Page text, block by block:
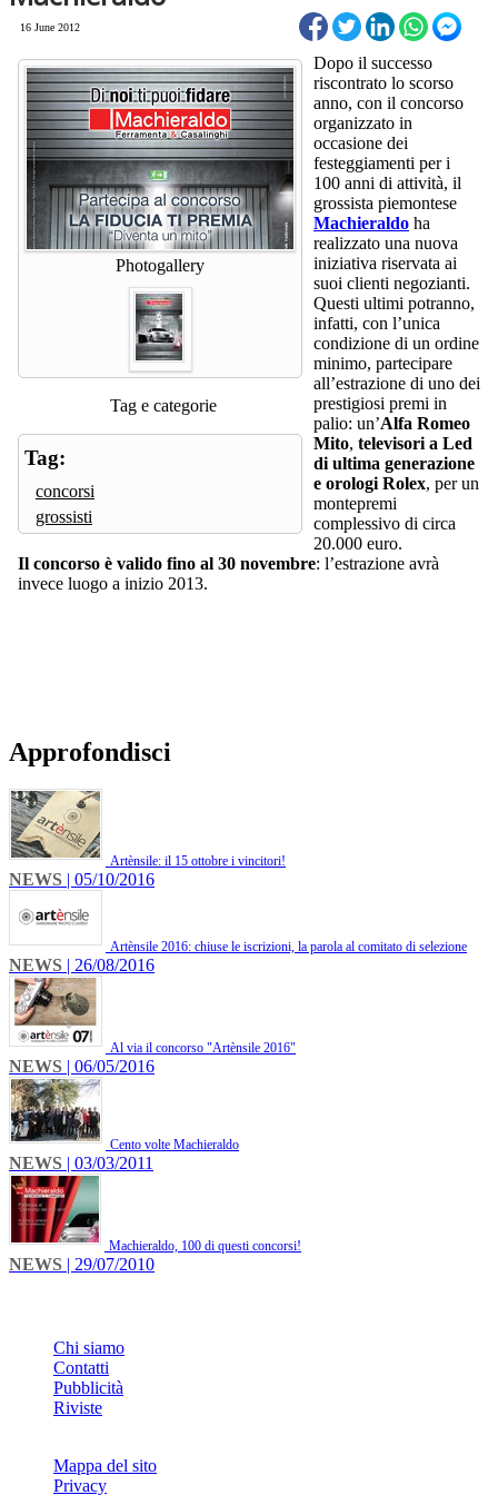
16 June 2012
Photogallery
Tag e categorie
Tag:
concorsi
grossisti
Dopo il successo
riscontrato lo scorso
anno, con il concorso
organizzato in
occasione dei
festeggiamenti per i
100 anni di attività, il
grossista piemontese
Machieraldo ha
realizzato una nuova
iniziativa riservata ai
suoi clienti negozianti.
Questi ultimi potranno,
infatti, con l’unica
condizione di un ordine
minimo, partecipare
all’estrazione di uno dei
prestigiosi premi in
palio: un’Alfa Romeo
Mito, televisori a Led
di ultima generazione
e orologi Rolex, per un
montepremi
complessivo di circa
20.000 euro.
Il concorso è valido fino al 30 novembre: l’estrazione avrà
invece luogo a inizio 2013.
Approfondisci
Artènsile: il 15 ottobre i vincitori!
NEWS | 05/10/2016
Artènsile 2016: chiuse le iscrizioni, la parola al comitato di selezione
NEWS | 26/08/2016
Al via il concorso "Artènsile 2016"
NEWS | 06/05/2016
Cento volte Machieraldo
NEWS | 03/03/2011
Machieraldo, 100 di questi concorsi!
NEWS | 29/07/2010
Chi siamo
Contatti
Pubblicità
Riviste
Mappa del sito
Privacy